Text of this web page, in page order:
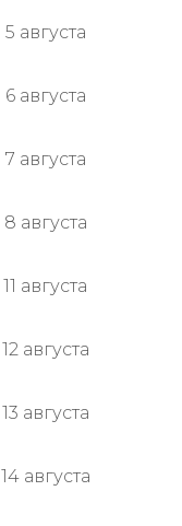
5 августа
6 августа
7 августа
8 августа
11 августа
12 августа
13 августа
14 августа